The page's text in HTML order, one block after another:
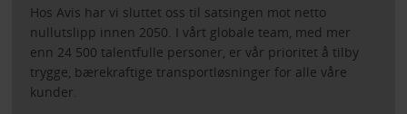
Hos Avis har vi sluttet oss til satsingen mot netto
nullutslipp innen 2050. I vårt globale team, med mer
enn 24 500 talentfulle personer, er vår prioritet å tilby
trygge, bærekraftige transportløsninger for alle våre
kunder.